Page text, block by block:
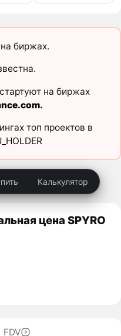
биржах.
на биржах
.
топ проектов в
Калькулятор
цена SPYRO
FDV